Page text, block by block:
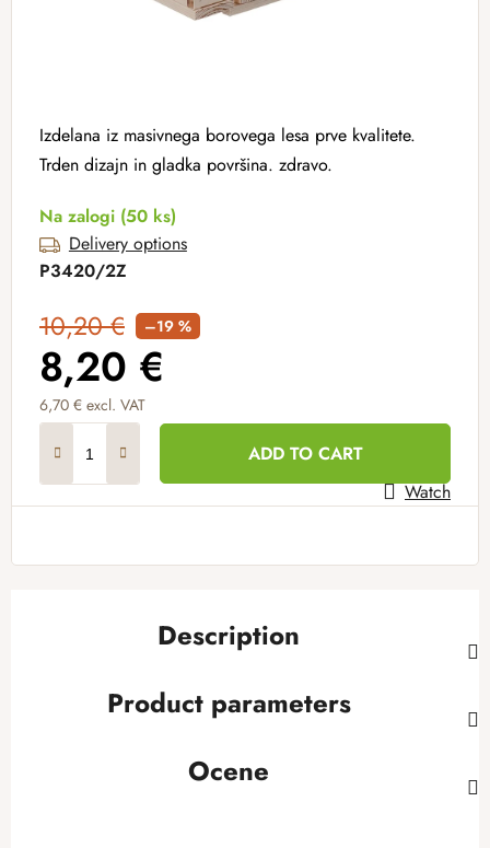
Izdelana iz masivnega borovega lesa prve kvalitete.
Trden dizajn in gladka površina. zdravo.
Na zalogi (50 ks)
Delivery options
P3420/2Z
10,20 € –19 %
8,20 €
6,70 € excl. VAT
ADD TO CART
Watch
Description
Product parameters
Ocene